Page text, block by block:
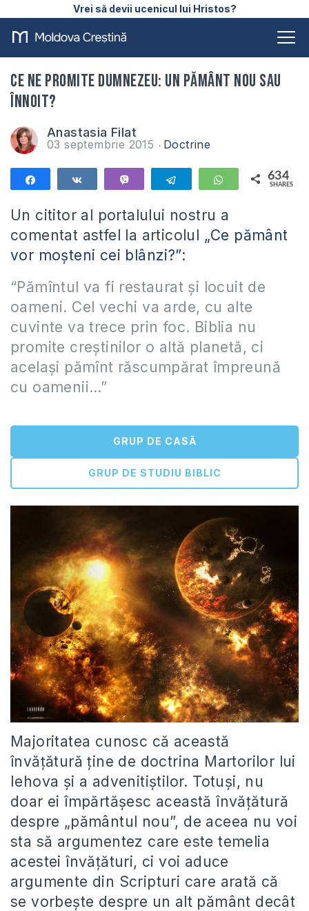
Vrei să devii ucenicul lui Hristos?
Ce ne promite Dumnezeu: un pământ nou sau
înnoit?
Anastasia Filat
03 septembrie 2015 Doctrine
Telegram WhatsApp
634
SHARES
Un cititor al portalului nostru a
comentat astfel la articolul „Ce pământ
vor moșteni cei blânzi?”:
“Pămîntul va fi restaurat și locuit de
oameni. Cel vechi va arde, cu alte
cuvinte va trece prin foc. Biblia nu
promite creștinilor o altă planetă, ci
același pămînt răscumpărat împreună
cu oamenii…”
GRUP DE CASĂ
GRUP DE STUDIU BIBLIC
Majoritatea cunosc că această
învățătură ține de doctrina Martorilor lui
Iehova și a advenitiștilor. Totuși, nu
doar ei împărtășesc această învățătură
despre „pământul nou”, de aceea nu voi
sta să argumentez care este temelia
acestei învățături, ci voi aduce
argumente din Scripturi care arată că
se vorbește despre un alt pământ decât